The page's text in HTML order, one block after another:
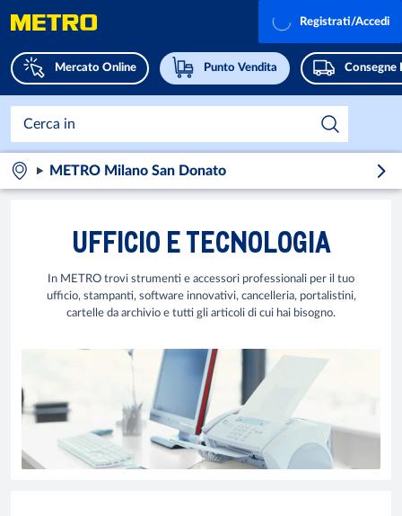
Mercato Online Punto Vendita Consegne
Registrati/Accedi
METRO Milano San Donato
UFFICIO E TECNOLOGIA
In METRO trovi strumenti e accessori professionali per il tuo
ufficio, stampanti, software innovativi, cancelleria, portalistini,
cartelle da archivio e tutti gli articoli di cui hai bisogno.